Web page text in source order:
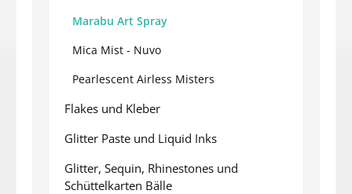
Marabu Art Spray
Mica Mist - Nuvo
Pearlescent Airless Misters
Flakes und Kleber
Glitter Paste und Liquid Inks
Glitter, Sequin, Rhinestones und
Schüttelkarten Bälle